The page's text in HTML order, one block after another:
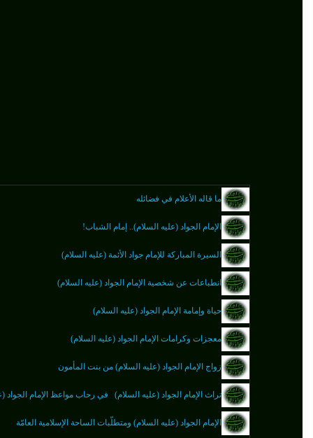
ما قاله الأعلام في فضائله
الإمام الجواد (عليه السلام).. إمام الشباب!
السيرة المباركة للإمام جواد الأئمة (عليه السلام)
انطباعات عن شخصية الإمام الجواد (عليه السلام)
حياة وإمامة الإمام الجواد (عليه السلام)
معجزات وكرامات الإمام الجواد (عليه السلام)
زواج الإمام الجواد (عليه السلام) من بنت المأمون
تراث الإمام الجواد (عليه السلام) في رحاب مواعظ الإمام الجواد
الإمام الجواد (عليه السلام) ومتطلّبات الساحة الإسلامية العامّة